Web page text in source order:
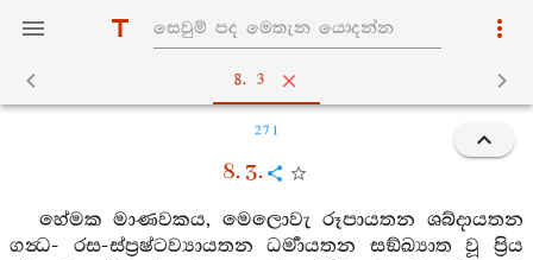
8. 3
271
8. 3.
හේමක මාණවකය, මෙලොවැ රූපායතන ශබ්දායතන
ගන්‍ධ- රස-ස්ප්‍රෂ්ටව්‍යායතන ධර්‍මායතන සඞ්ඛ්‍යාත වූ ප්‍රිය